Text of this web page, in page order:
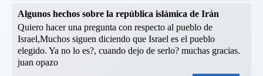
Algunos hechos sobre la república islámica de Irán
Quiero hacer una pregunta con respecto al pueblo de
Israel,Muchos siguen diciendo que Israel es el pueblo
elegido. Ya no lo es?, cuando dejo de serlo? muchas gracias.
juan opazo